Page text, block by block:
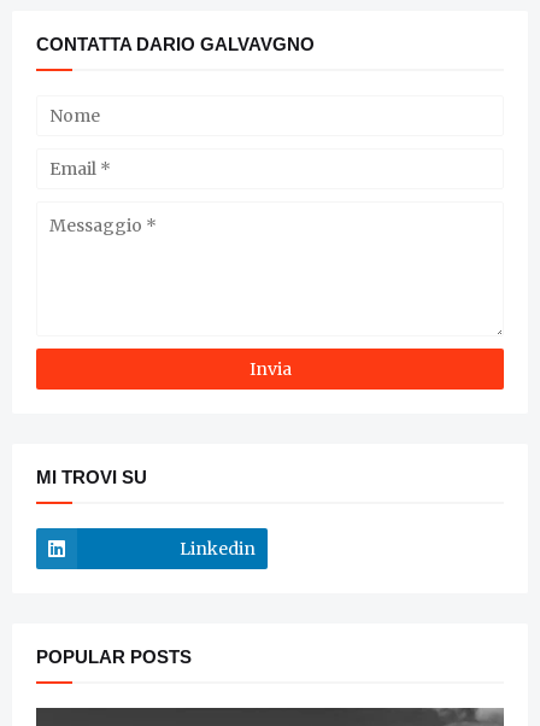
CONTATTA DARIO GALVAVGNO
MI TROVI SU
Linkedin
POPULAR POSTS